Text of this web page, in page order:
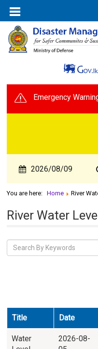
Emergency
2026/08/09
You are here: Home River
River Water
Title Date
Water
2026-08-